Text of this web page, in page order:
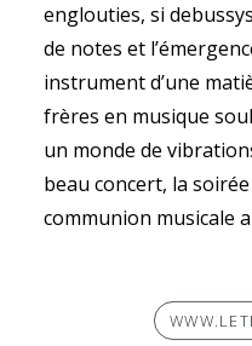
englouties, si
de notes et
instrument d’une
frères en musique
un monde de
beau concert, la
communion musicale